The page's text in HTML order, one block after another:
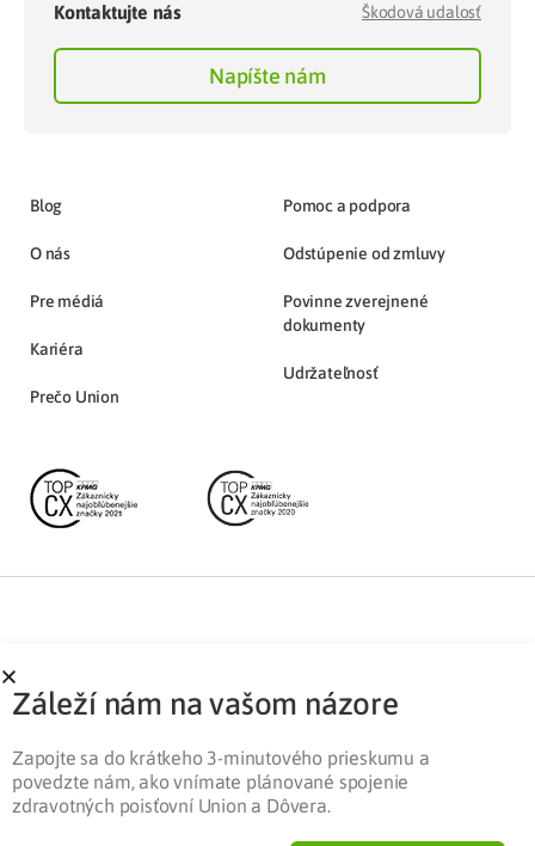
Kontaktujte nás Škodová udalosť
Napíšte nám
Blog
O nás
Pre médiá
Kariéra
Prečo Union
Pomoc a podpora
Odstúpenie od zmluvy
Povinne zverejnené
dokumenty
Udržateľnosť
Partnerská zóna Ochrana osobných údajov
Záleží nám na vašom názore
Zapojte sa do krátkeho 3-minutového prieskumu a
povedzte nám, ako vnímate plánované spojenie
zdravotných poisťovní Union a Dôvera.